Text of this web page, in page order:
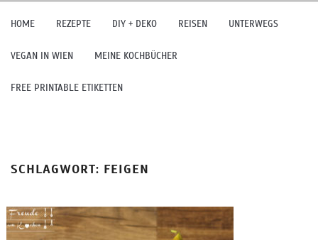
HOME REZEPTE DIY + DEKO REISEN UNTERWEGS
VEGAN IN WIEN MEINE KOCHBÜCHER
FREE PRINTABLE ETIKETTEN
SCHLAGWORT: FEIGEN